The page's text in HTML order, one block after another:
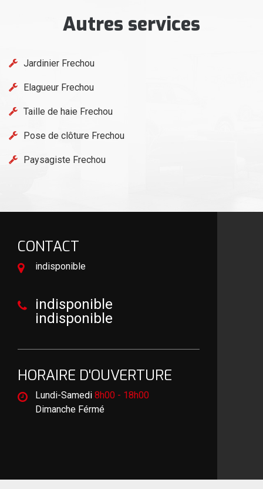
Autres services
Jardinier Frechou
Elagueur Frechou
Taille de haie Frechou
Pose de clôture Frechou
Paysagiste Frechou
CONTACT
indisponible
indisponible
indisponible
HORAIRE D'OUVERTURE
Lundi-Samedi 8h00 - 18h00
Dimanche Férmé